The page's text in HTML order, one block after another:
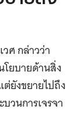
ศ กล่าวว่า
ยบายด้านสิ่ง
ยังขยายไปถึง
วนการเจรจา